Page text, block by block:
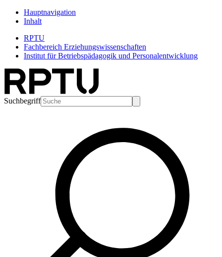
Hauptnavigation
Inhalt
RPTU
Fachbereich Erziehungswissenschaften
Institut für Betriebspädagogik und Personalentwicklung
Suchbegriff